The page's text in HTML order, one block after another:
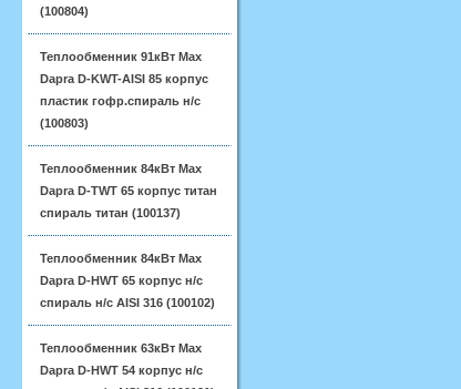
(100804)
Теплообменник 91кВт Max
Dapra D-KWT-AISI 85 корпус
пластик гофр.спираль н/с
(100803)
Теплообменник 84кВт Max
Dapra D-TWT 65 корпус титан
спираль титан (100137)
Теплообменник 84кВт Max
Dapra D-HWT 65 корпус н/с
спираль н/с AISI 316 (100102)
Теплообменник 63кВт Max
Dapra D-HWT 54 корпус н/с